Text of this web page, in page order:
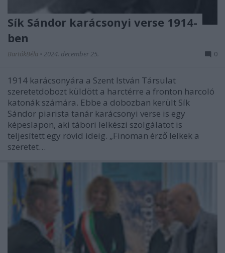
Sík Sándor karácsonyi verse 1914-
ben
BartókBéla • 2024. december 25. 0
1914 karácsonyára a Szent István Társulat
szeretetdobozt küldött a harctérre a fronton harcoló
katonák számára. Ebbe a dobozban került Sík
Sándor piarista tanár karácsonyi verse is egy
képeslapon, aki tábori lelkészi szolgálatot is
teljesített egy rövid ideig. „Finoman érző lelkek a
szeretet…